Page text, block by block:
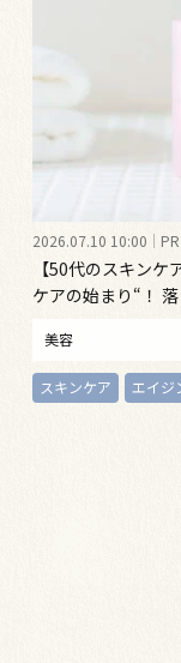
2026.07.10 10:00 PR
【50代のスキン
ケアの始まり“！
美容
スキンケア エイジ